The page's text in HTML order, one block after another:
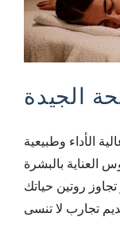
الجيدة
الأداء وطبيعية
العناية بالبشرة
روتين حياتك